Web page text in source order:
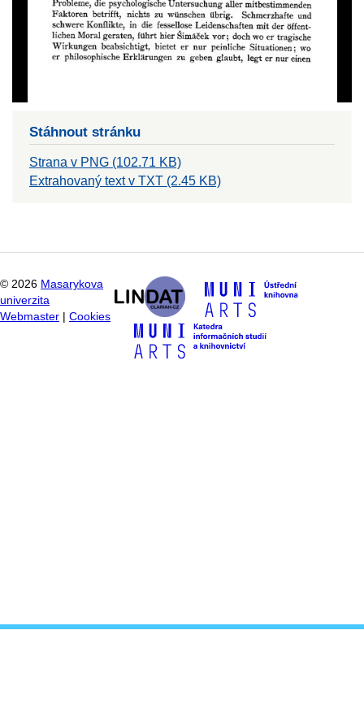
Stáhnout stránku
Strana v PNG (102.71 KB)
Extrahovaný text v TXT (2.45 KB)
© 2026 Masarykova
univerzita
Webmaster
Cookies